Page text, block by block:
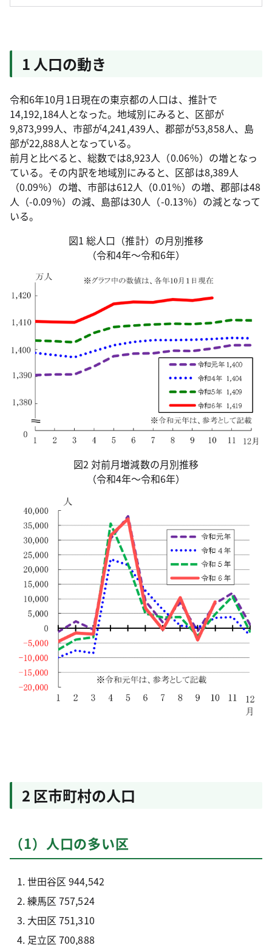
1 人口の動き
令和6年10月1日現在の東京都の人口は、推計で
14,192,184人となった。地域別にみると、区部が
9,873,999人、市部が4,241,439人、郡部が53,858人、島
部が22,888人となっている。
前月と比べると、総数では8,923人（0.06％）の増となっ
ている。その内訳を地域別にみると、区部は8,389人
（0.09％）の増、市部は612人（0.01％）の増、郡部は48
人（-0.09％）の減、島部は30人（-0.13％）の減となって
いる。
図1 総人口（推計）の月別推移
（令和4年～令和6年）
図2 対前月増減数の月別推移
（令和4年～令和6年）
2 区市町村の人口
（1）人口の多い区
世田谷区 944,542
練馬区 757,524
大田区 751,310
足立区 700,888